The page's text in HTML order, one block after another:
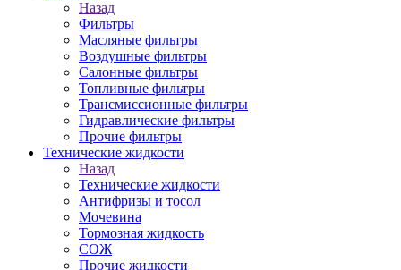
Назад
Фильтры
Масляные фильтры
Воздушные фильтры
Салонные фильтры
Топливные фильтры
Трансмиссионные фильтры
Гидравлические фильтры
Прочие фильтры
Технические жидкости
Назад
Технические жидкости
Антифризы и тосол
Мочевина
Тормозная жидкость
СОЖ
Прочие жидкости